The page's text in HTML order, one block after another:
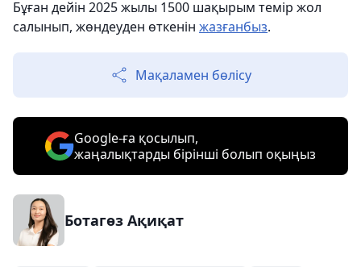
Бұған дейін 2025 жылы 1500 шақырым темір жол
салынып, жөндеуден өткенін жазғанбыз.
Мақаламен бөлісу
Google-ға қосылып,
жаңалықтарды бірінші болып оқыңыз
Ботагөз Ақиқат